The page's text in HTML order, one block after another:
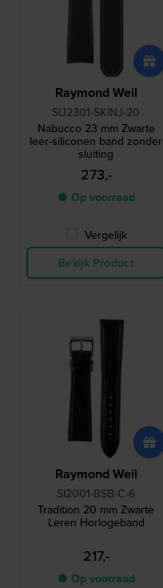
Raymond Weil
SU2301-SKINJ-20
Nabucco 23 mm Zwarte
leer-siliconen band zonder
sluiting
273,-
● Op voorraad
Vergelijk
Bekijk Product
Raymond Weil
SI2001-BSB-C-6
Tradition 20 mm Zwarte
Leren Horlogeband
217,-
● Op voorraad